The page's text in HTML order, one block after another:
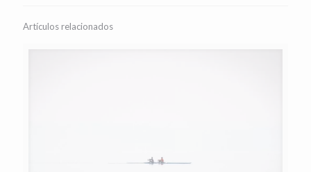
Artículos relacionados